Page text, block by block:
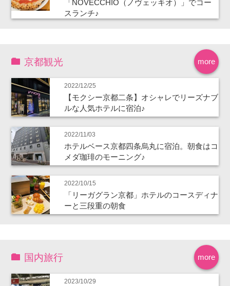
「NOVECCHIO（ノヴェッキオ）」でコー
スランチ♪
more
京都観光
2022/12/25
【モクシー京都二条】オシャレでリーズナブ
ルな人気ホテルに宿泊♪
2022/11/03
ホテルベース京都四条烏丸に宿泊。朝食はコ
メダ珈琲のモーニング♪
2022/10/15
「リーガグラン京都」ホテルのコースディナ
ーと三段重の朝食
more
国内旅行
2023/10/29